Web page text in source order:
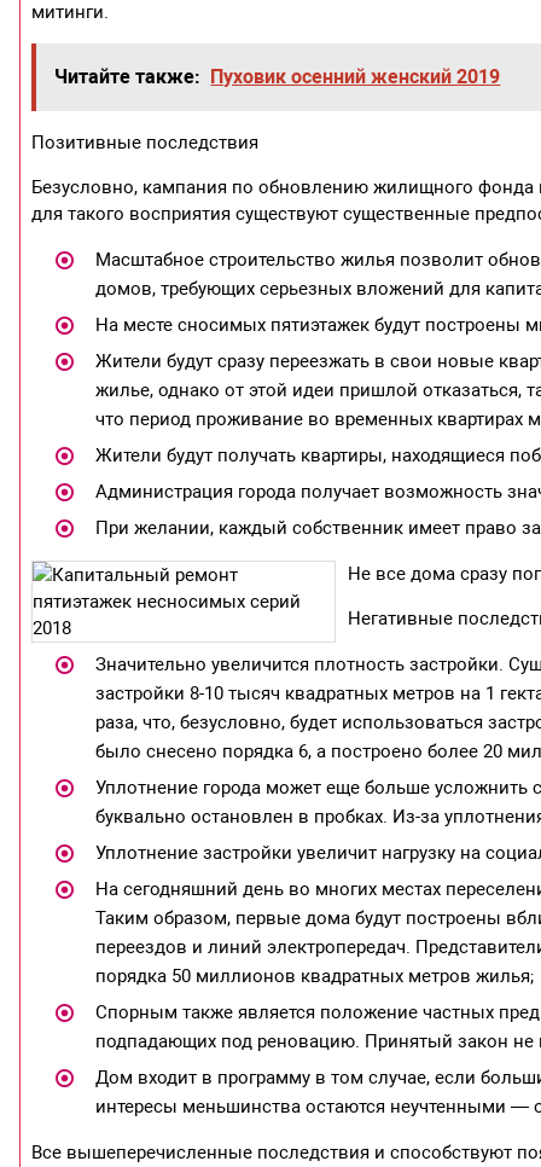
митинги.
Читайте также: Пуховик осенний женский 2019
Позитивные последствия
Безусловно, кампания по обновлению жилищного
для такого восприятия существуют существенные
Масштабное строительство жилья позволит
домов, требующих серьезных вложений для
На месте сносимых пятиэтажек будут построены
Жители будут сразу переезжать в свои новые
жилье, однако от этой идеи пришлой отказаться,
что период проживание во временных квартирах
Жители будут получать квартиры, находящиеся
Администрация города получает возможность
При желании, каждый собственник имеет право
Не все дома сразу
Негативные
Значительно увеличится плотность застройки.
застройки 8-10 тысяч квадратных метров на 1
раза, что, безусловно, будет использоваться
было снесено порядка 6, а построено более 20
Уплотнение города может еще больше усложнить
буквально остановлен в пробках. Из-за
Уплотнение застройки увеличит нагрузку на
На сегодняшний день во многих местах
Таким образом, первые дома будут построены
переездов и линий электропередач.
порядка 50 миллионов квадратных метров жилья;
Спорным также является положение частных
подпадающих под реновацию. Принятый закон не
Дом входит в программу в том случае, если
интересы меньшинства остаются неучтенными —
Все вышеперечисленные последствия и способствуют